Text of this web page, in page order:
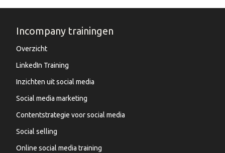
Incompany trainingen
Overzicht
LinkedIn Training
Inzichten uit social media
Social media marketing
Contentstrategie voor social media
Social selling
Online social media training